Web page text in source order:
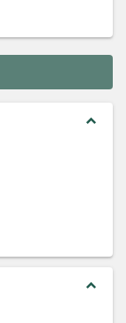
expand_less
expand_less